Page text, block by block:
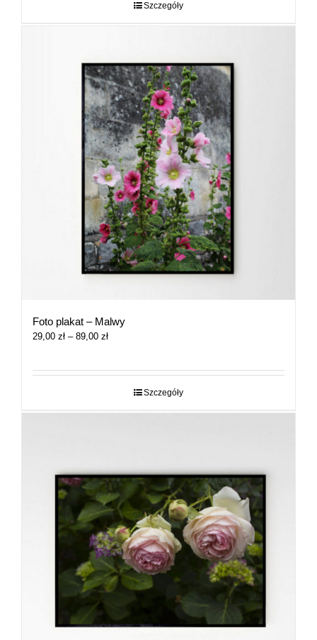
Szczegóły
Foto plakat – Malwy
29,00 zł – 89,00 złZakres
29,00 zł
Szczegóły